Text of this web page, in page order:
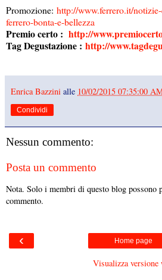
Promozione: http://www.ferrero.it/
ferrero-bonta-e-bellezza
Premio certo : http://
Tag Degustazione : http://
Enrica Bazzini alle 10/02/2015 07:35:00
Condividi
Nessun commento:
Posta un commento
Nota. Solo i membri di questo blog possono
commento.
‹ Home page
Visualizza versione